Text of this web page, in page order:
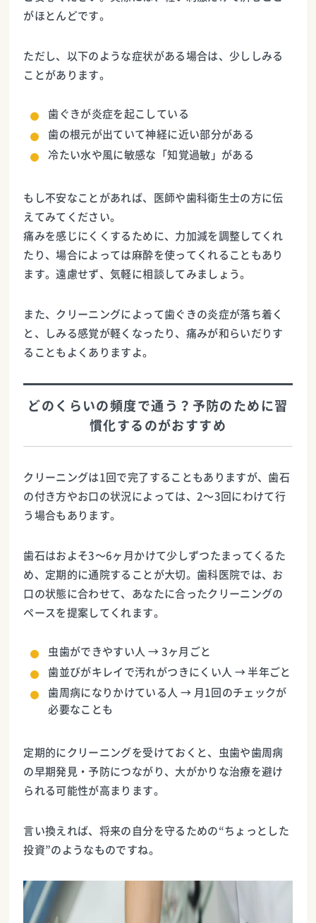
がほとんどです。
ただし、以下のような症状がある場合は、少ししみる
ことがあります。
歯ぐきが炎症を起こしている
歯の根元が出ていて神経に近い部分がある
冷たい水や風に敏感な「知覚過敏」がある
もし不安なことがあれば、医師や歯科衛生士の方に伝
えてみてください。
痛みを感じにくくするために、力加減を調整してくれ
たり、場合によっては麻酔を使ってくれることもあり
ます。遠慮せず、気軽に相談してみましょう。
また、クリーニングによって歯ぐきの炎症が落ち着く
と、しみる感覚が軽くなったり、痛みが和らいだりす
ることもよくありますよ。
どのくらいの頻度で通う？予防のために習
慣化するのがおすすめ
クリーニングは1回で完了することもありますが、歯石
の付き方やお口の状況によっては、2〜3回にわけて行
う場合もあります。
歯石はおよそ3〜6ヶ月かけて少しずつたまってくるた
め、定期的に通院することが大切。歯科医院では、お
口の状態に合わせて、あなたに合ったクリーニングの
ペースを提案してくれます。
虫歯ができやすい人 → 3ヶ月ごと
歯並びがキレイで汚れがつきにくい人 → 半年ごと
歯周病になりかけている人 → 月1回のチェックが
必要なことも
定期的にクリーニングを受けておくと、虫歯や歯周病
の早期発見・予防につながり、大がかりな治療を避け
られる可能性が高まります。
言い換えれば、将来の自分を守るための“ちょっとした
投資”のようなものですね。